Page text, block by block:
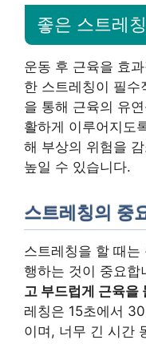
좋은 스트레
운동 후 근육을 효
한 스트레칭이 필수
을 통해 근육의 유
활하게 이루어지도
해 부상의 위험을
높일 수 있습니다.
스트레칭의 중
스트레칭을 할 때는
행하는 것이 중요합
고 부드럽게 근육을
레칭은 15초에서
이며, 너무 긴 시간